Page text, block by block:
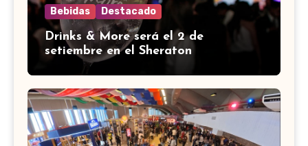
Bebidas Destacado
Drinks & More será el 2 de
setiembre en el Sheraton